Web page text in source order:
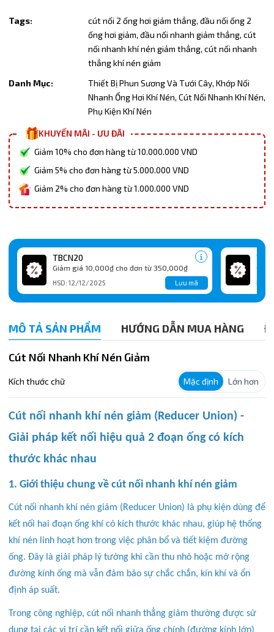
Tags: cút nối 2 ống hơi giảm thẳng, đầu nối ống 2
ống hơi giảm, đầu nối nhanh giảm thẳng, cút
nối nhanh khí nén giảm thẳng, cút nối nhanh
thẳng khí nén giảm
Danh Mục:
Thiết Bị Phun Sương Và Tưới Cây, Khớp Nối
Nhanh Ống Hơi Khí Nén, Cút Nối Nhanh Khí Nén,
Phụ Kiện Khí Nén
KHUYẾN MÃI - ƯU ĐÃI
Giảm 10% cho đơn hàng từ 10.000.000 VND
Giảm 5% cho đơn hàng từ 5.000.000 VND
Giảm 2% cho đơn hàng từ 1.000.000 VND
TBCN20
Giảm giá 10,000₫ cho đơn từ 350,000₫
HSD: 12/12/2025 Lưu mã
MÔ TẢ SẢN PHẨM HƯỚNG DẪN MUA HÀNG
Cút Nối Nhanh Khí Nén Giảm
Kích thước chữ Mặc định Lớn hơn
Cút nối nhanh khí nén giảm (Reducer Union) -
Giải pháp kết nối hiệu quả 2 đoạn ống có kích
thước khác nhau
1. Giới thiệu chung về cút nối nhanh khí nén giảm
Cút nối nhanh khí nén giảm (Reducer Union) là phụ kiện dùng để
kết nối hai đoạn ống khí có kích thước khác nhau, giúp hệ thống
khí nén linh hoạt hơn trong việc phân bổ và tiết kiệm đường
ống. Đây là giải pháp lý tưởng khi cần thu nhỏ hoặc mở rộng
đường kính ống mà vẫn đảm bảo sự chắc chắn, kín khí và ổn
định áp suất.
Trong công nghiệp, cút nối nhanh thẳng giảm thường được sử
dụng tại các vị trí cần kết nối giữa ống chính (đường kính lớn)